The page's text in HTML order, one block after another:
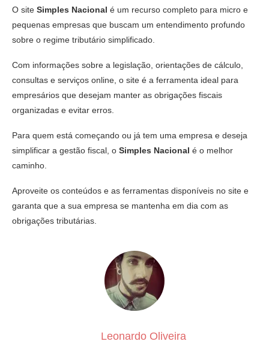
O site Simples Nacional é um recurso completo para micro e
pequenas empresas que buscam um entendimento profundo
sobre o regime tributário simplificado.
Com informações sobre a legislação, orientações de cálculo,
consultas e serviços online, o site é a ferramenta ideal para
empresários que desejam manter as obrigações fiscais
organizadas e evitar erros.
Para quem está começando ou já tem uma empresa e deseja
simplificar a gestão fiscal, o Simples Nacional é o melhor
caminho.
Aproveite os conteúdos e as ferramentas disponíveis no site e
garanta que a sua empresa se mantenha em dia com as
obrigações tributárias.
Leonardo Oliveira